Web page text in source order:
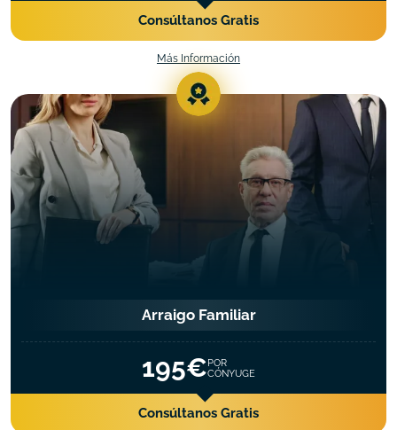
Consúltanos Gratis
Más Información
Arraigo Familiar
195€POR
CÓNYUGE
Consúltanos Gratis